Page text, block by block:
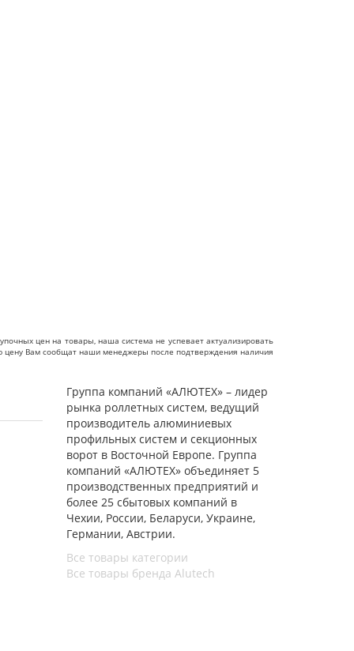
цен на товары, наша система не успевает актуализировать
Вам сообщат наши менеджеры после подтверждения наличия
Группа компаний «АЛЮТЕХ» – лидер
рынка роллетных систем, ведущий
производитель алюминиевых
профильных систем и секционных
ворот в Восточной Европе. Группа
компаний «АЛЮТЕХ» объединяет 5
производственных предприятий и
более 25 сбытовых компаний в
Чехии, России, Беларуси, Украине,
Германии, Австрии.
Все товары категории
Все товары бренда Alutech